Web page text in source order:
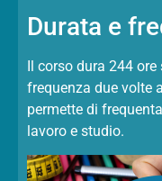
Durata e
Il corso dura 244
frequenza due volte
permette di
lavoro e studio.